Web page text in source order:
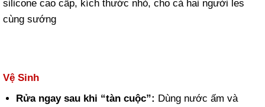
Vệ Sinh
Rửa ngay sau khi “tàn cuộc”: Dùng nước ấm và